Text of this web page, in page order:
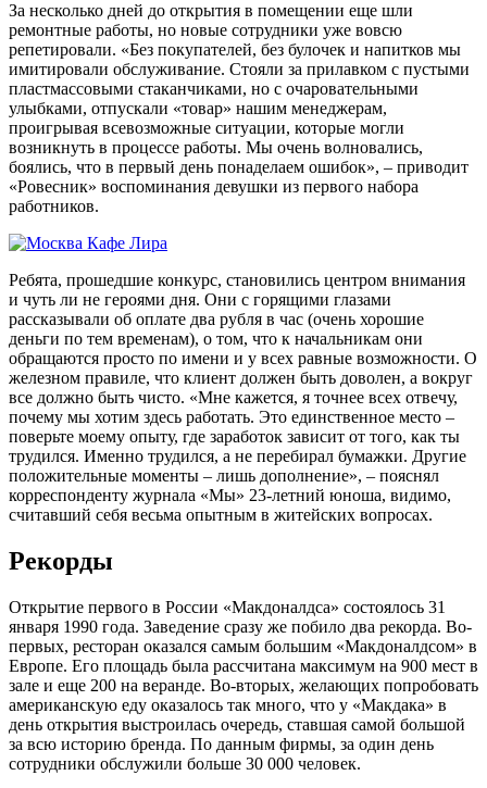
За несколько дней до открытия в помещении еще шли
ремонтные работы, но новые сотрудники уже вовсю
репетировали. «Без покупателей, без булочек и напитков мы
имитировали обслуживание. Стояли за прилавком с пустыми
пластмассовыми стаканчиками, но с очаровательными
улыбками, отпускали «товар» нашим менеджерам,
проигрывая всевозможные ситуации, которые могли
возникнуть в процессе работы. Мы очень волновались,
боялись, что в первый день понаделаем ошибок», – приводит
«Ровесник» воспоминания девушки из первого набора
работников.
Ребята, прошедшие конкурс, становились центром внимания
и чуть ли не героями дня. Они с горящими глазами
рассказывали об оплате два рубля в час (очень хорошие
деньги по тем временам), о том, что к начальникам они
обращаются просто по имени и у всех равные возможности. О
железном правиле, что клиент должен быть доволен, а вокруг
все должно быть чисто. «Мне кажется, я точнее всех отвечу,
почему мы хотим здесь работать. Это единственное место –
поверьте моему опыту, где заработок зависит от того, как ты
трудился. Именно трудился, а не перебирал бумажки. Другие
положительные моменты – лишь дополнение», – пояснял
корреспонденту журнала «Мы» 23-летний юноша, видимо,
считавший себя весьма опытным в житейских вопросах.
Рекорды
Открытие первого в России «Макдоналдса» состоялось 31
января 1990 года. Заведение сразу же побило два рекорда. Во-
первых, ресторан оказался самым большим «Макдоналдсом» в
Европе. Его площадь была рассчитана максимум на 900 мест в
зале и еще 200 на веранде. Во-вторых, желающих попробовать
американскую еду оказалось так много, что у «Макдака» в
день открытия выстроилась очередь, ставшая самой большой
за всю историю бренда. По данным фирмы, за один день
сотрудники обслужили больше 30 000 человек.